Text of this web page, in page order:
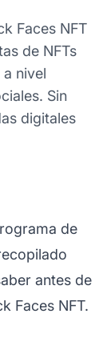
Faces NFT
de NFTs
nivel
Sin
digitales
de
antes de
Faces NFT.